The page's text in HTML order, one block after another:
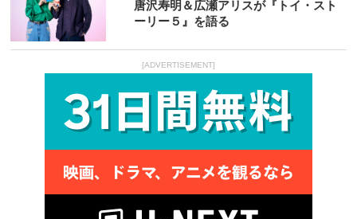
唐沢寿明＆広瀬アリスが『トイ・スト
ーリー５』を語る
[ADVERTISEMENT]